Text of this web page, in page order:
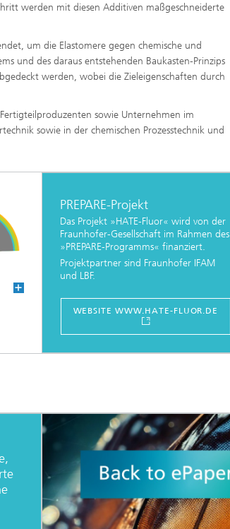
werden mit diesen Additiven maßgeschneiderte
um die Elastomere gegen chemische und
und des daraus entstehenden Baukasten-Prinzips
werden, wobei die Zieleigenschaften durch
sowie Unternehmen im
sowie in der chemischen Prozesstechnik und
PREPARE-Projekt
Das Projekt »HATE-Fluor« wird von der
Fraunhofer-Gesellschaft im Rahmen des
»PREPARE-Programms« finanziert.
Projektpartner sind Fraunhofer IFAM
und LBF.
WEBSITE WWW.HATE-FLUOR.DE